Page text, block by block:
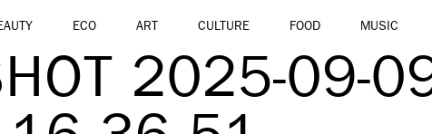
ECO ART CULTURE FOOD MUSIC
2025-09-